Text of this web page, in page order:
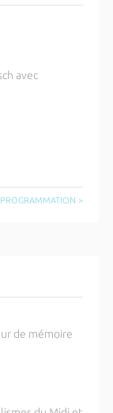
avec
>
de mémoire